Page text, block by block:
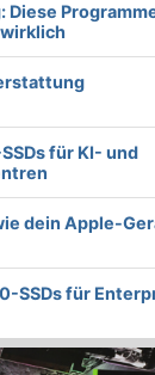
für KI- und
dein Apple-
SSDs für